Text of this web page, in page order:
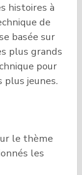
histoires à
de
basée sur
plus grands
pour
plus jeunes.
le thème
les